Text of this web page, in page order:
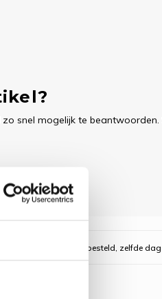
snel mogelijk te beantwoorden.
Voor 16:00 uur besteld, zelfde